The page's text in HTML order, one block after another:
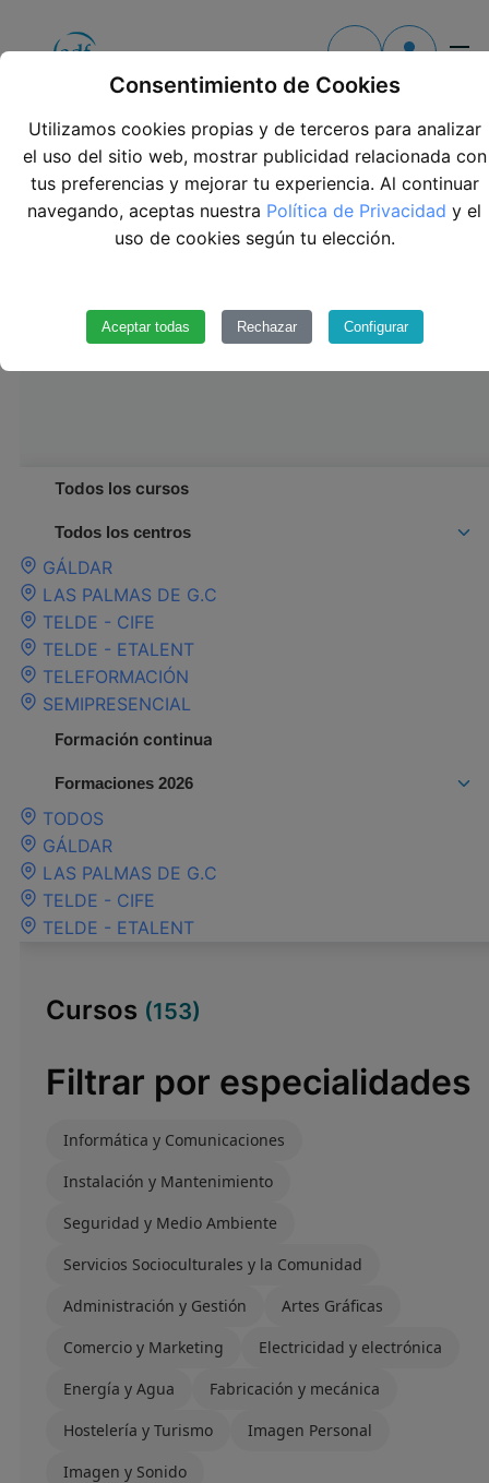
Todos los cursos
Todos los centros
Todos los Módulos
Formación continua
Todos los cursos
Todos los centros
GÁLDAR
LAS PALMAS DE G.C
TELDE - CIFE
TELDE - ETALENT
TELEFORMACIÓN
SEMIPRESENCIAL
Formación continua
Formaciones 2026
TODOS
GÁLDAR
LAS PALMAS DE G.C
TELDE - CIFE
TELDE - ETALENT
Cursos (153)
Filtrar por especialidades
Informática y Comunicaciones
Instalación y Mantenimiento
Seguridad y Medio Ambiente
Servicios Socioculturales y la Comunidad
Administración y Gestión
Artes Gráficas
Comercio y Marketing
Electricidad y electrónica
Energía y Agua
Fabricación y mecánica
Hostelería y Turismo
Imagen Personal
Imagen y Sonido
Consentimiento de Cookies
Utilizamos cookies propias y de terceros para analizar
el uso del sitio web, mostrar publicidad relacionada con
tus preferencias y mejorar tu experiencia. Al continuar
navegando, aceptas nuestra Política de Privacidad y el
uso de cookies según tu elección.
Aceptar todas Rechazar Configurar